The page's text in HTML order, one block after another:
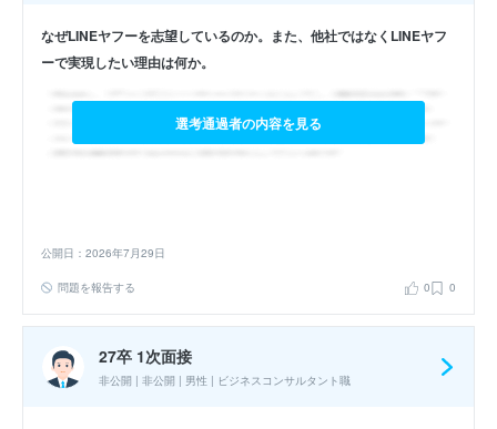
なぜLINEヤフーを志望しているのか。また、他社ではなくLINEヤフ
ーで実現したい理由は何か。
選考通過者の内容を見る
公開日：2026年7月29日
問題を報告する 0 0
27卒 1次面接
非公開 | 非公開 | 男性 | ビジネスコンサルタント職